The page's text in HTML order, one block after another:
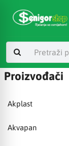
Proizvođači
Akplast
Akvapan